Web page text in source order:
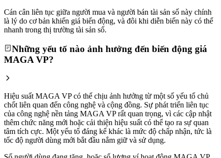
Cán cân liên tục giữa người mua và người bán tài sản số này chính
là lý do cơ bản khiến giá biến động, và đôi khi diễn biến này có thể
nhanh trong thị trường tài sản số.
Những yếu tố nào ảnh hưởng đến biến động giá
MAGA VP?
Hiệu suất MAGA VP có thể chịu ảnh hưởng từ một số yếu tố chủ
chốt liên quan đến công nghệ và cộng đồng. Sự phát triển liên tục
của công nghệ nền tảng MAGA VP rất quan trọng, vì các cập nhật
thêm chức năng mới hoặc cải thiện hiệu suất có thể tạo ra sự quan
tâm tích cực. Một yếu tố đáng kể khác là mức độ chấp nhận, tức là
tốc độ người dùng mới bắt đầu nắm giữ và sử dụng.